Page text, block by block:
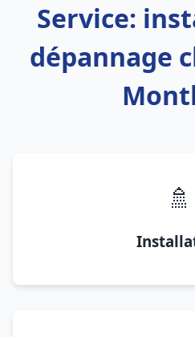
Service:
dépannage
🚿